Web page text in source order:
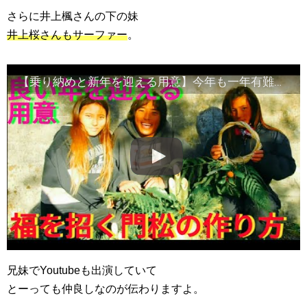
さらに井上楓さんの下の妹
井上桜さんもサーファー。
【乗り納めと新年を迎える用意】今年も一年有難うございました。
兄妹でYoutubeも出演していて
とーっても仲良しなのが伝わりますよ。